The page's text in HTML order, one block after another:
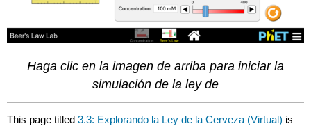
Haga clic en la imagen de arriba para iniciar la
simulación de la ley de
This page titled3.3: Explorando la Ley de la Cerveza (Virtual) is